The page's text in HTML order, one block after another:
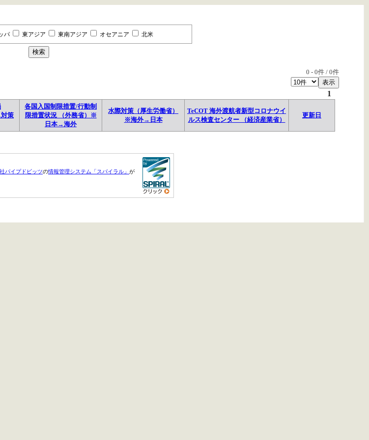
パ 東アジア 東南アジア オセアニア 北米
0 - 0件 / 0件
1
策
各国入国制限措置/行動制
限措置状況 （外務省）※
日本→海外
水際対策（厚生労働省）
※海外→日本
TeCOT 海外渡航者新型コロナウイ
ルス検査センター （経済産業省）
更新日
パイプドビッツの情報管理システム「スパイラル」 が